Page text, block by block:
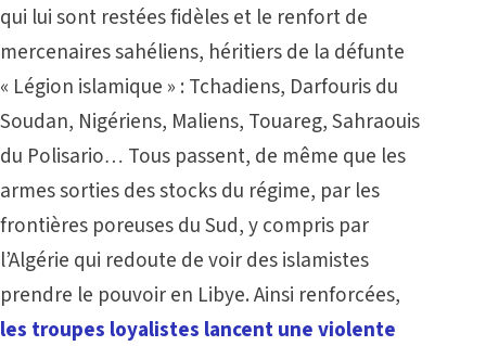
qui lui sont restées fidèles et le renfort de
mercenaires sahéliens, héritiers de la défunte
« Légion islamique » : Tchadiens, Darfouris du
Soudan, Nigériens, Maliens, Touareg, Sahraouis
du Polisario… Tous passent, de même que les
armes sorties des stocks du régime, par les
frontières poreuses du Sud, y compris par
l’Algérie qui redoute de voir des islamistes
prendre le pouvoir en Libye. Ainsi renforcées,
les troupes loyalistes lancent une violente